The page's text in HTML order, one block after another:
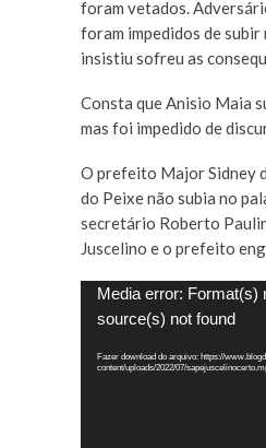
foram vetados.
foram impedidos de subir
insistiu sofreu as
Consta que Anisio Maia
mas foi impedido de
O prefeito Major Sidney
do Peixe não subia no
secretário Roberto
Juscelino e o prefeito
Tocador
vídeo
Media error: Format(s)
source(s) not found
Fazer download do arquivo: https://
content/uploads/2022/07/